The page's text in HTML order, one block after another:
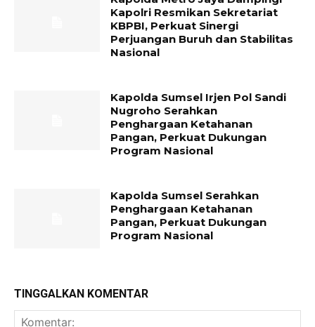
Kapolri Resmikan Sekretariat
KBPBI, Perkuat Sinergi
Perjuangan Buruh dan Stabilitas
Nasional
Kapolda Sumsel Irjen Pol Sandi
Nugroho Serahkan
Penghargaan Ketahanan
Pangan, Perkuat Dukungan
Program Nasional
Kapolda Sumsel Serahkan
Penghargaan Ketahanan
Pangan, Perkuat Dukungan
Program Nasional
TINGGALKAN KOMENTAR